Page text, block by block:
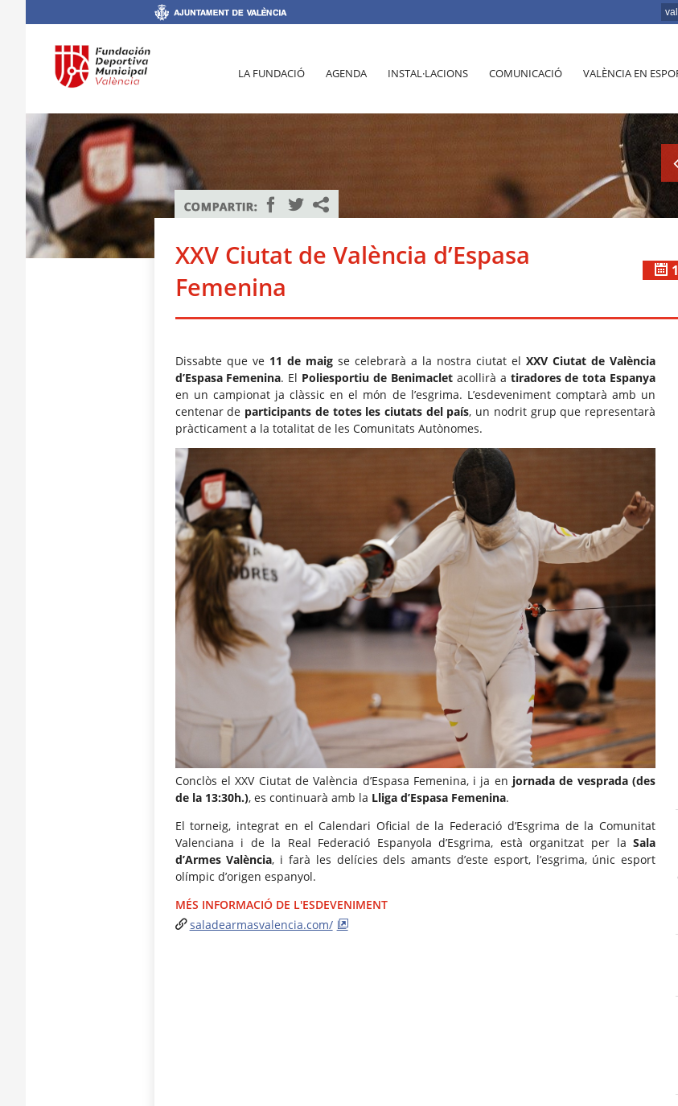
val
LA FUNDACIÓ AGENDA INSTAL·LACIONS COMUNICACIÓ VALÈNCIA EN
XXV Ciutat de València d’Espasa
Femenina
Dissabte que ve 11 de maigse celebrarà a la nostra ciutat el XXV Ciutat de València
d’Espasa Femenina. El Poliesportiu de Benimacletacollirà a tiradores de tota Espanya
en un campionat ja clàssic en el món de l’esgrima. L’esdeveniment comptarà amb un
centenar de participants de totes les ciutats del país, un nodrit grup que representarà
pràcticament a la totalitat de les Comunitats Autònomes.
Conclòs el XXV Ciutat de València d’Espasa Femenina, i ja en jornada de vesprada (des
de la 13:30h.), es continuarà amb la Lliga d’Espasa Femenina.
El torneig, integrat en el Calendari Oficial de la Federació d’Esgrima de la Comunitat
Valenciana i de la Real Federació Espanyola d’Esgrima, està organitzat per la Sala
d’Armes València, i farà les delícies dels amants d’este esport, l’esgrima, únic esport
olímpic d’origen espanyol.
MÉS INFORMACIÓ DE L'ESDEVENIMENT
saladearmasvalencia.com/